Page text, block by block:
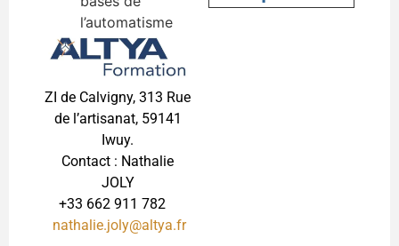
l’automatisme
ZI de Calvigny, 313 Rue
de l’artisanat, 59141
Iwuy.
Contact : Nathalie
JOLY
+33 662 911 782
nathalie.joly@altya.fr